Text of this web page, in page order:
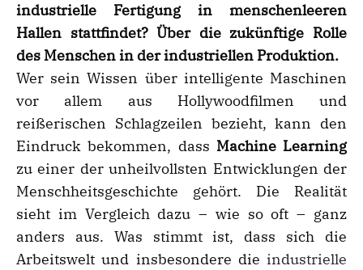
industrielle Fertigung in menschenleeren
Hallen stattfindet? Über die zukünftige Rolle
des Menschen in der industriellen Produktion.
Wer sein Wissen über intelligente Maschinen
vor allem aus Hollywoodfilmen und
reißerischen Schlagzeilen bezieht, kann den
Eindruck bekommen, dass Machine Learning
zu einer der unheilvollsten Entwicklungen der
Menschheitsgeschichte gehört. Die Realität
sieht im Vergleich dazu – wie so oft – ganz
anders aus. Was stimmt ist, dass sich die
Arbeitswelt und insbesondere die industrielle